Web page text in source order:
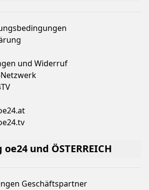
und Widerruf
und ÖSTERREICH
Geschäftspartner